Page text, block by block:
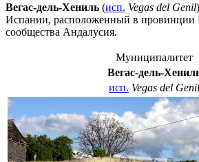
Вегас-дель-Хениль (исп. Vegas del Genil
Испании, расположенный в провинции
сообщества Андалусия.
Муниципалитет
Вегас-дель-
исп. Vegas del Genil